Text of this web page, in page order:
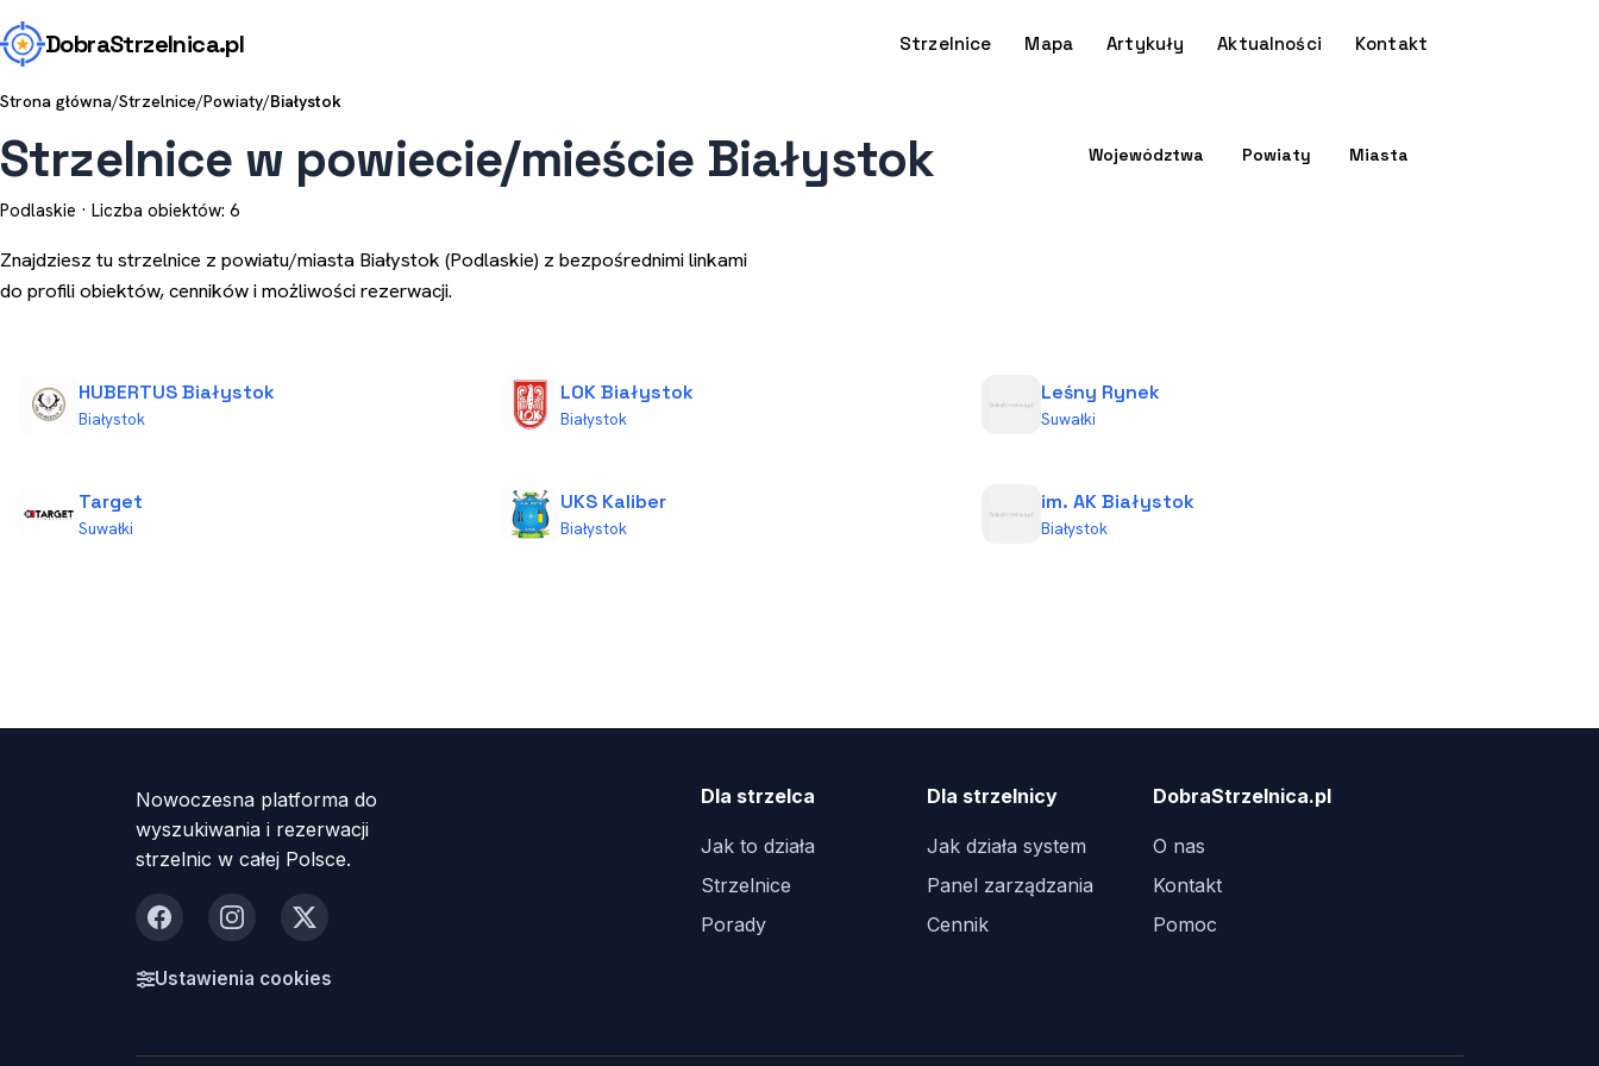
DobraStrzelnica.pl Strzelnice Mapa Artykuły Aktualności Kontakt
Strona główna/Strzelnice/Powiaty/Białystok
Strzelnice w powiecie/mieście Białystok
Podlaskie · Liczba obiektów: 6
Znajdziesz tu strzelnice z powiatu/miasta Białystok (Podlaskie) z bezpośrednimi linkami
do profili obiektów, cenników i możliwości rezerwacji.
Województwa Powiaty Miasta
HUBERTUS Białystok
Białystok
LOK Białystok
Białystok
Leśny Rynek
Suwałki
Target
Suwałki
UKS Kaliber
Białystok
im. AK Białystok
Białystok
Nowoczesna platforma do
wyszukiwania i rezerwacji
strzelnic w całej Polsce.
FacebookInstagram
X
Ustawienia cookies
Dla strzelca
Jak to działa
Strzelnice
Porady
Dla strzelnicy
Jak działa system
Panel zarządzania
Cennik
DobraStrzelnica.pl
O nas
Kontakt
Pomoc